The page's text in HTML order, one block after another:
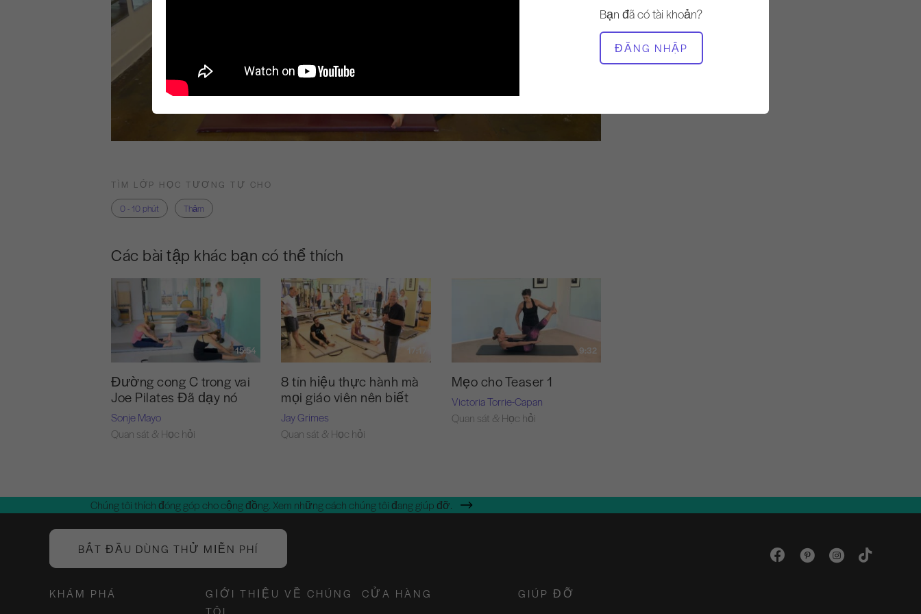
Bạn đã có tài khoản?
ĐĂNG NHẬP
THIẾT BỊ CẦN THIẾT
Thảm
TÌM LỚP HỌC TƯƠNG TỰ CHO
0 - 10 phút
Thảm
Các bài tập khác bạn có thể thích
15:54
Đường cong C trong vai
Joe Pilates Đã dạy nó
Sonje Mayo
Quan sát & Học hỏi
17:17
8 tín hiệu thực hành mà
mọi giáo viên nên biết
Jay Grimes
Quan sát & Học hỏi
9:32
Mẹo cho Teaser 1
Victoria Torrie-Capan
Quan sát & Học hỏi
Chúng tôi thích đóng góp cho cộng đồng. Xem những cách chúng tôi đang giúp đỡ.
BẮT ĐẦU DÙNG THỬ MIỄN PHÍ
KHÁM PHÁ
GIỚI THIỆU VỀ CHÚNG
TÔI
CỬA HÀNG GIÚP ĐỠ